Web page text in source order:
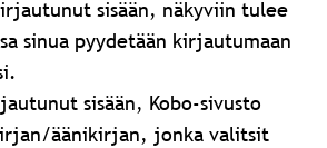
sisään, näkyviin tulee
sinua pyydetään kirjautumaan
sisään, Kobo-sivusto
äänikirjan, jonka valitsit